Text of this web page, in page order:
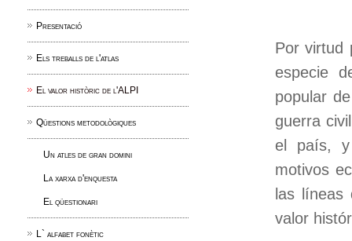
Presentació
Els treballs de l'atlas
El valor històric de l'ALPI
Qüestions metodològiques
Un atles de gran domini
La xarxa d'enquesta
El qüestionari
L` alfabet fonètic
Por virtud
especie
popular
guerra
el país, y
motivos
las
valor